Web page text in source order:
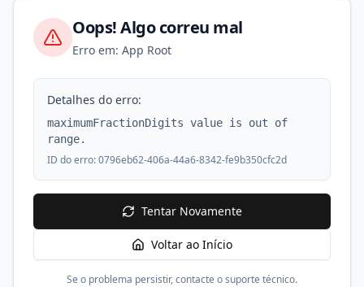
Oops! Algo correu mal
Erro em: App Root
Detalhes do erro:
maximumFractionDigits value is out of
range.
ID do erro:0796eb62-406a-44a6-8342-fe9b350cfc2d
Tentar Novamente
Voltar ao Início
Se o problema persistir, contacte o suporte técnico.